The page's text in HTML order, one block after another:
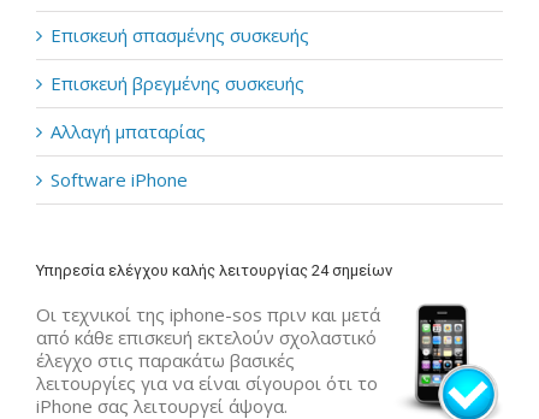
Επισκευή σπασμένης συσκευής
Επισκευή βρεγμένης συσκευής
Αλλαγή μπαταρίας
Software iPhone
Υπηρεσία ελέγχου καλής λειτουργίας 24 σημείων
Οι τεχνικοί της iphone-sos πριν και μετά
από κάθε επισκευή εκτελούν σχολαστικό
έλεγχο στις παρακάτω βασικές
λειτουργίες για να είναι σίγουροι ότι το
iPhone σας λειτουργεί άψογα.